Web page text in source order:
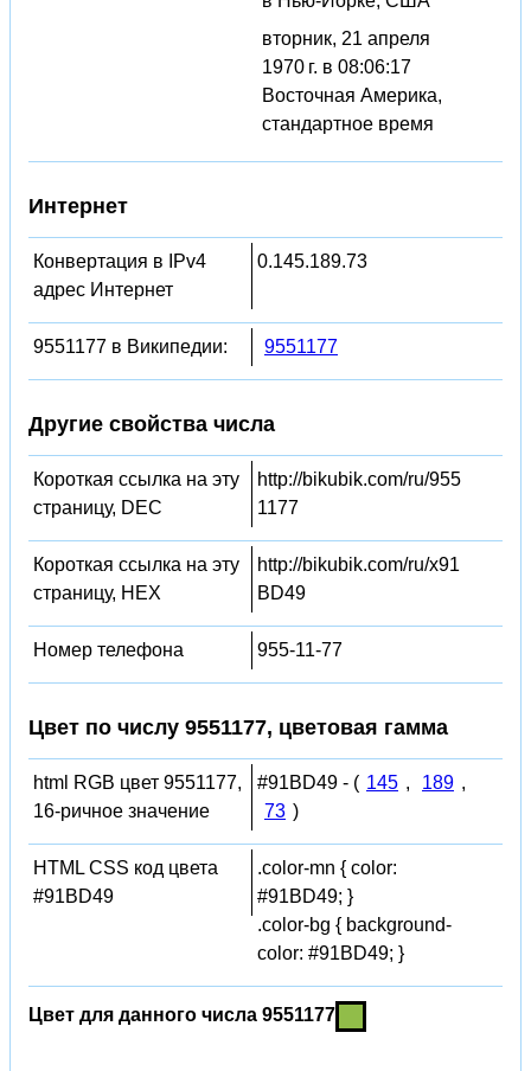
вторник, 21 апреля
1970 г. в 08:06:17
Восточная Америка,
стандартное время
Интернет
Конвертация в IPv4
адрес Интернет
0.145.189.73
9551177 в Википедии: 9551177
Другие свойства числа
Короткая ссылка на эту
страницу, DEC
http://bikubik.com/ru/955
1177
Короткая ссылка на эту
страницу, HEX
http://bikubik.com/ru/x91
BD49
Номер телефона 955-11-77
Цвет по числу 9551177, цветовая гамма
html RGB цвет 9551177,
16-ричное значение
#91BD49 - ( 145 , 189 ,
73 )
HTML CSS код цвета
#91BD49
.color-mn { color:
#91BD49; }
.color-bg { background-
color: #91BD49; }
Цвет для данного числа 9551177